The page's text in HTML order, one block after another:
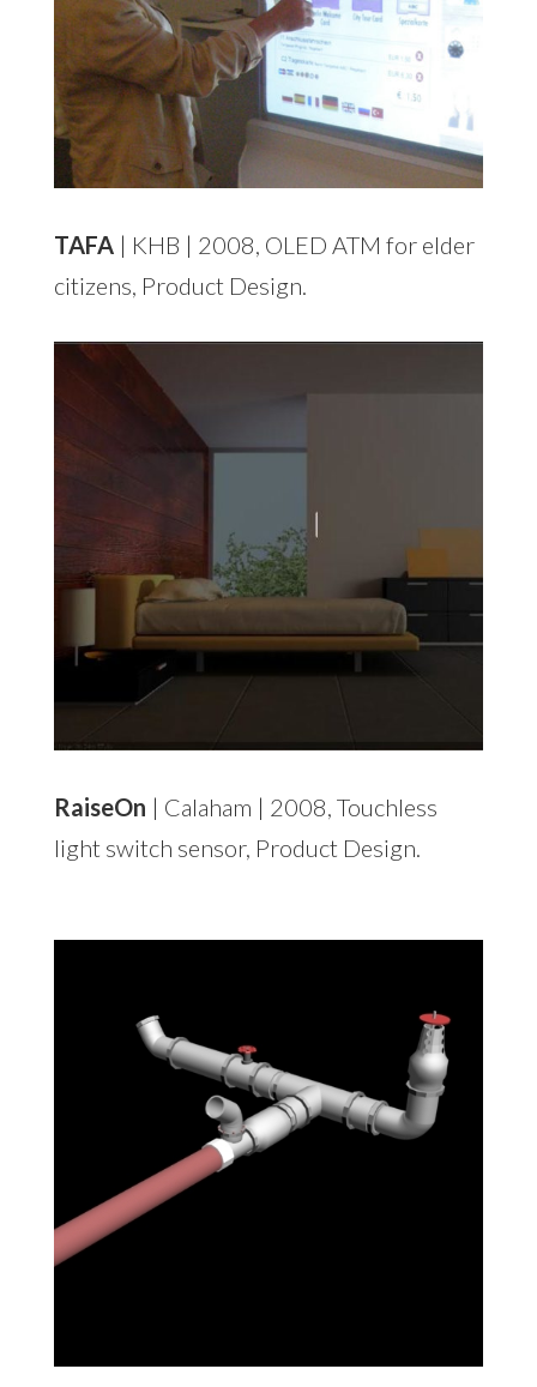
TAFA| KHB | 2008, OLED ATM for elder
citizens, Product Design.
RaiseOn | Calaham | 2008, Touchless
light switch sensor, Product Design.